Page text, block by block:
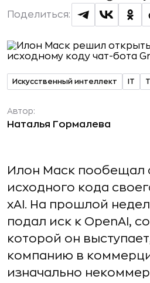
Поделиться:
Искусственный интеллект IT
Автор:
Наталья Гормалева
Илон Маск пообещал
исходного кода
xAI. На прошлой
подал иск к OpenAI,
которой он
компанию в
изначально